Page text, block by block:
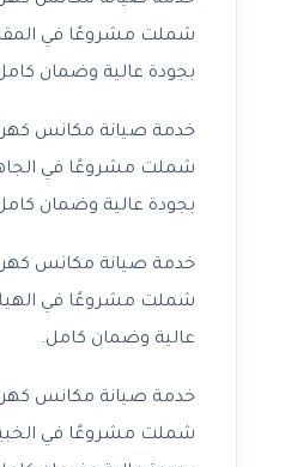
شملت مشروعًا في
بجودة عالية وضمان
خدمة صيانة مكانس
شملت مشروعًا في
بجودة عالية وضمان
خدمة صيانة مكانس
شملت مشروعًا في
عالية وضمان كامل.
خدمة صيانة مكانس
شملت مشروعًا في